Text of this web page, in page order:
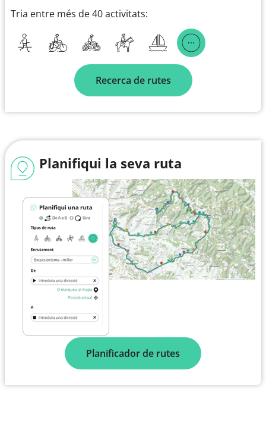
Tria entre més de 40 activitats:
Recerca de rutes
Planifiqui la seva ruta
Planificador de rutes